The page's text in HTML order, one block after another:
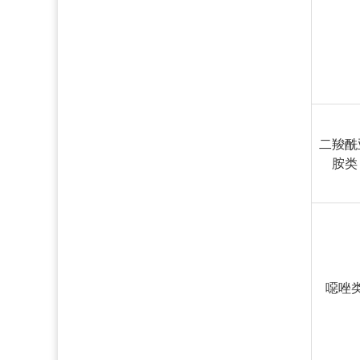
二羧
胺类
噁唑